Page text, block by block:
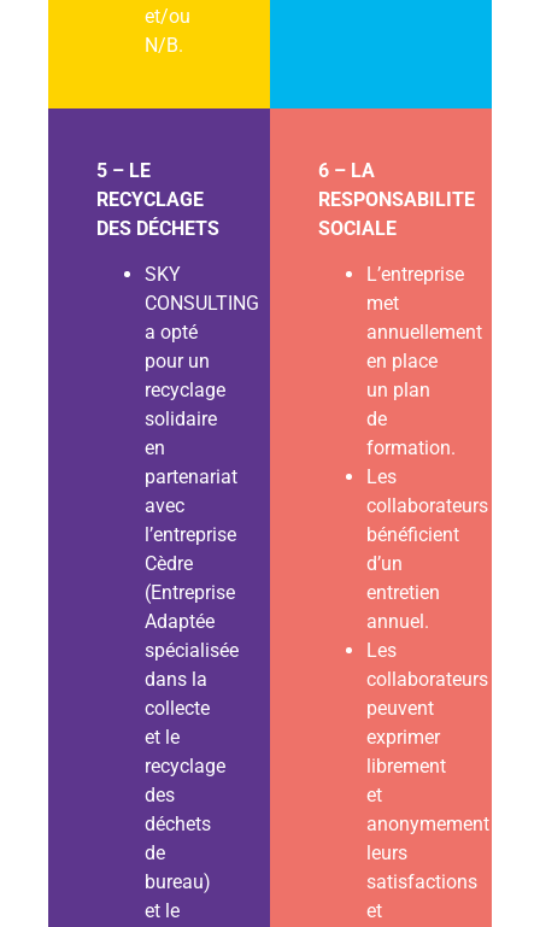
et/ou
N/B.
5 – LE
RECYCLAGE
DES DÉCHETS
SKY
CONSULTING
a opté
pour un
recyclage
solidaire
en
partenariat
avec
l’entreprise
Cèdre
(Entreprise
Adaptée
spécialisée
dans la
collecte
et le
recyclage
des
déchets
de
bureau)
et le
6 – LA
RESPONSABILITE
SOCIALE
L’entreprise
met
annuellement
en place
un plan
de
formation.
Les
collaborateurs
bénéficient
d’un
entretien
annuel.
Les
collaborateurs
peuvent
exprimer
librement
et
anonymement
leurs
satisfactions
et